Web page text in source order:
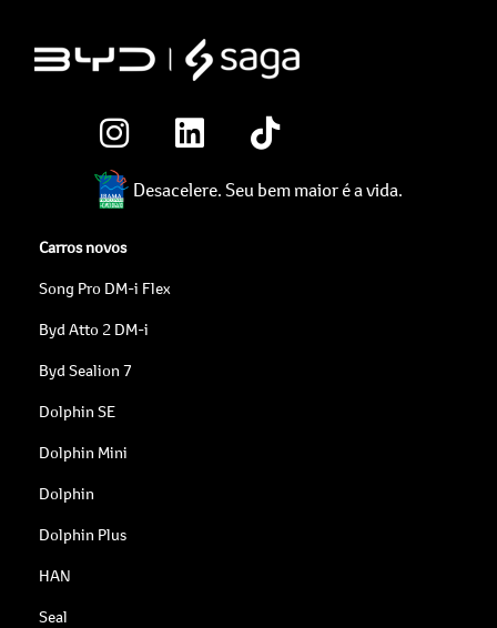
Desacelere. Seu bem maior é a vida.
Carros novos
Song Pro DM-i Flex
Byd Atto 2 DM-i
Byd Sealion 7
Dolphin SE
Dolphin Mini
Dolphin
Dolphin Plus
HAN
Seal